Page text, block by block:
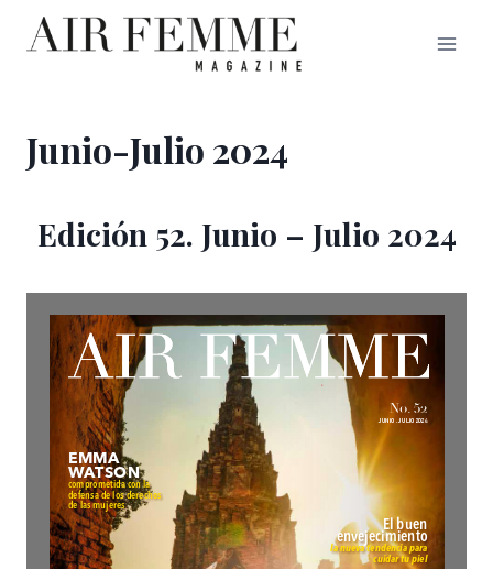
Saltar
Junio-Julio 2024
Edición 52. Junio – Julio 2024